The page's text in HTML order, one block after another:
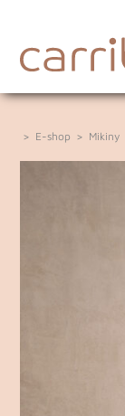
> E-shop > Mikiny